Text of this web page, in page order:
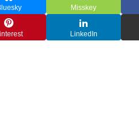
Misskey
LinkedIn